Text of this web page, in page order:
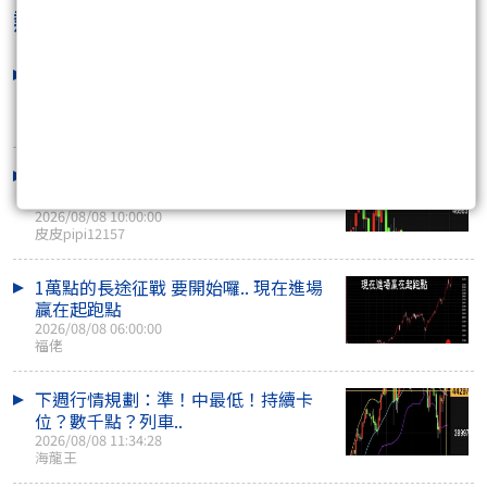
熱門焦點文章
2026/08/08 10:00:00
皮皮pipi12157
1萬點的長途征戰 要開始囉.. 現在進場
贏在起跑點
2026/08/08 06:00:00
福佬
下週行情規劃：準！中最低！持續卡
位？數千點？列車..
2026/08/08 11:34:28
海龍王